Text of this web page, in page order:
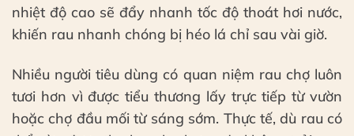
nhiệt độ cao sẽ đẩy nhanh tốc độ thoát hơi nước,
khiến rau nhanh chóng bị héo lá chỉ sau vài giờ.
Nhiều người tiêu dùng có quan niệm rau chợ luôn
tươi hơn vì được tiểu thương lấy trực tiếp từ vườn
hoặc chợ đầu mối từ sáng sớm. Thực tế, dù rau có